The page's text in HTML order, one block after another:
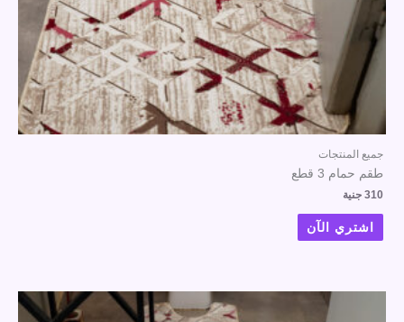
جميع المنتجات
طقم حمام 3 قطع
310 جنية
اشتري الآن